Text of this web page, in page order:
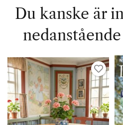
Du kanske är